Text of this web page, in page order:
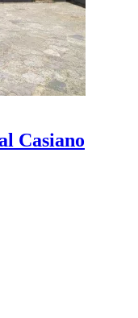
Casiano